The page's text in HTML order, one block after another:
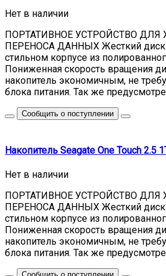
Нет в наличии
ПОРТАТИВНОЕ УСТРОЙСТВО ДЛЯ
ПЕРЕНОСА ДАННЫХ Жесткий
стильном корпусе из
Пониженная скорость вращения
накопитель экономичным, не
блока питания. Так же
Сообщить о поступлении
Накопитель Seagate One Touch 2.5
Нет в наличии
ПОРТАТИВНОЕ УСТРОЙСТВО ДЛЯ
ПЕРЕНОСА ДАННЫХ Жесткий диск
стильном корпусе из
Пониженная скорость вращения
накопитель экономичным, не
блока питания. Так же